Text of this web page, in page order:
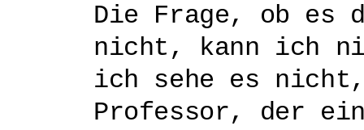
Die Frage, ob es
nicht, kann ich
ich sehe es
Professor, der